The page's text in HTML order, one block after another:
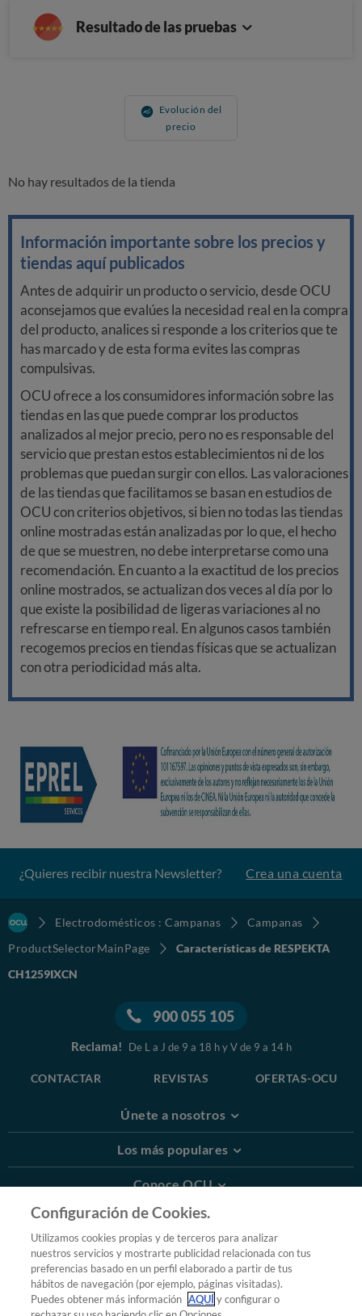
Resultado de las pruebas
Evolución del
precio
No hay resultados de la tienda
Información importante sobre los precios y
tiendas aquí publicados
Antes de adquirir un producto o servicio, desde OCU
aconsejamos que evalúes la necesidad real en la compra
del producto, analices si responde a los criterios que te
has marcado y de esta forma evites las compras
compulsivas.
OCU ofrece a los consumidores información sobre las
tiendas en las que puede comprar los productos
analizados al mejor precio, pero no es responsable del
servicio que prestan estos establecimientos ni de los
problemas que puedan surgir con ellos. Las valoraciones
de las tiendas que facilitamos se basan en estudios de
OCU con criterios objetivos, si bien no todas las tiendas
online mostradas están analizadas por lo que, el hecho
de que se muestren, no debe interpretarse como una
recomendación. En cuanto a la exactitud de los precios
online mostrados, se actualizan dos veces al día por lo
que existe la posibilidad de ligeras variaciones al no
refrescarse en tiempo real. En algunos casos también
recogemos precios en tiendas físicas que se actualizan
con otra periodicidad más alta.
¿Quieres recibir nuestra Newsletter? Crea una cuenta
Electrodomésticos : Campanas
Campanas
ProductSelectorMainPage
Características de RESPEKTA
CH1259IXCN
900 055 105
Reclama! De L a J de 9 a 18 h y V de 9 a 14 h
CONTACTAR REVISTAS OFERTAS-OCU
Únete a nosotros
Los más populares
Conoce OCU
Más Información
© 2026 OCU
Condiciones generales de contratación de OCU
Política de privacidad
Configuración de Cookies.
Utilizamos cookies propias y de terceros para analizar
nuestros servicios y mostrarte publicidad relacionada con tus
preferencias basado en un perfil elaborado a partir de tus
hábitos de navegación (por ejemplo, páginas visitadas).
Puedes obtener más información AQUÍy configurar o